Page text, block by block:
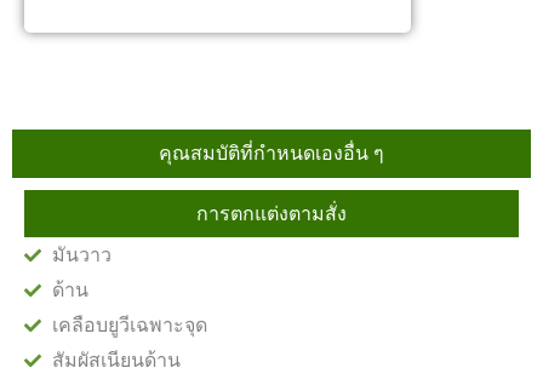
คุณสมบัติที่กำหนดเองอื่น ๆ
การตกแต่งตามสั่ง
มันวาว
ด้าน
เคลือบยูวีเฉพาะจุด
สัมผัสเนียนด้าน